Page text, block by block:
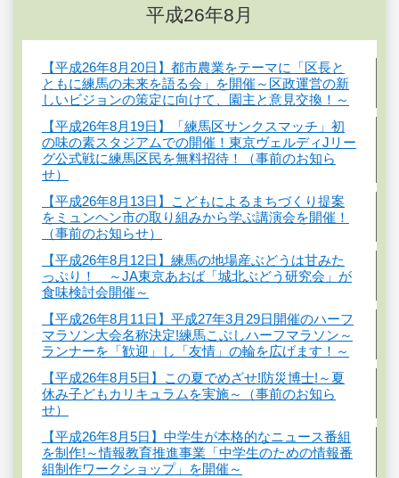
平成26年8月
【平成26年8月20日】都市農業をテーマに「区長と
ともに練馬の未来を語る会」を開催～区政運営の新
しいビジョンの策定に向けて、園主と意見交換！～
【平成26年8月19日】「練馬区サンクスマッチ」初
の味の素スタジアムでの開催！東京ヴェルディJリー
グ公式戦に練馬区民を無料招待！（事前のお知ら
せ）
【平成26年8月13日】こどもによるまちづくり提案
をミュンヘン市の取り組みから学ぶ講演会を開催！
（事前のお知らせ）
【平成26年8月12日】練馬の地場産ぶどうは甘みた
っぷり！ ～JA東京あおば「城北ぶどう研究会」が
食味検討会開催～
【平成26年8月11日】平成27年3月29日開催のハーフ
マラソン大会名称決定!練馬こぶしハーフマラソン～
ランナーを「歓迎」し「友情」の輪を広げます！～
【平成26年8月5日】この夏でめざせ!防災博士!～夏
休み子どもカリキュラムを実施～（事前のお知ら
せ）
【平成26年8月5日】中学生が本格的なニュース番組
を制作!～情報教育推進事業「中学生のための情報番
組制作ワークショップ」を開催～